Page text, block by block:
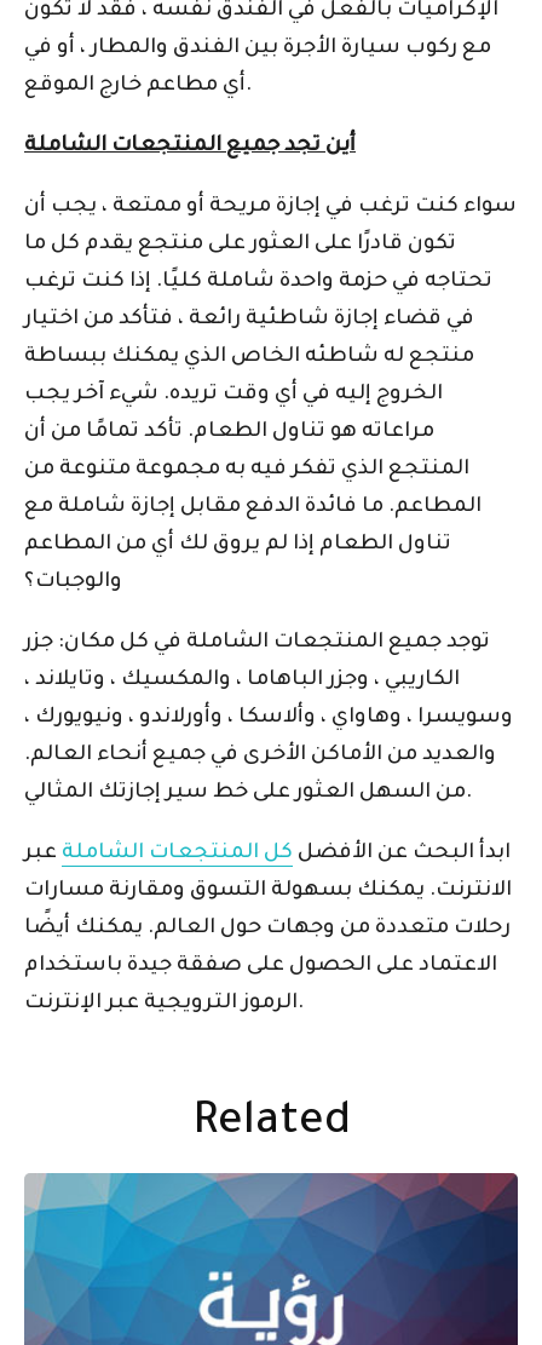
الإكراميات بالفعل في الفندق نفسه ، فقد لا تكون
مع ركوب سيارة الأجرة بين الفندق والمطار ، أو في
أي مطاعم خارج الموقع.
أين تجد جميع المنتجعات الشاملة
سواء كنت ترغب في إجازة مريحة أو ممتعة ، يجب أن
تكون قادرًا على العثور على منتجع يقدم كل ما
تحتاجه في حزمة واحدة شاملة كليًا. إذا كنت ترغب
في قضاء إجازة شاطئية رائعة ، فتأكد من اختيار
منتجع له شاطئه الخاص الذي يمكنك ببساطة
الخروج إليه في أي وقت تريده. شيء آخر يجب
مراعاته هو تناول الطعام. تأكد تمامًا من أن
المنتجع الذي تفكر فيه به مجموعة متنوعة من
المطاعم. ما فائدة الدفع مقابل إجازة شاملة مع
تناول الطعام إذا لم يروق لك أي من المطاعم
والوجبات؟
توجد جميع المنتجعات الشاملة في كل مكان: جزر
الكاريبي ، وجزر الباهاما ، والمكسيك ، وتايلاند ،
وسويسرا ، وهاواي ، وألاسكا ، وأورلاندو ، ونيويورك ،
والعديد من الأماكن الأخرى في جميع أنحاء العالم.
من السهل العثور على خط سير إجازتك المثالي.
ابدأ البحث عن الأفضل كل المنتجعات الشاملة عبر
الانترنت. يمكنك بسهولة التسوق ومقارنة مسارات
رحلات متعددة من وجهات حول العالم. يمكنك أيضًا
الاعتماد على الحصول على صفقة جيدة باستخدام
الرموز الترويجية عبر الإنترنت.
Related